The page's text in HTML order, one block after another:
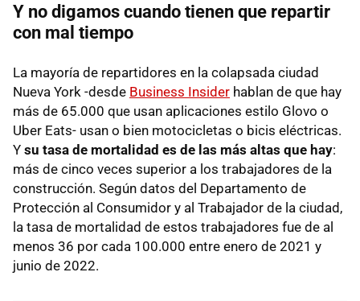
Y no digamos cuando tienen que repartir
con mal tiempo
La mayoría de repartidores en la colapsada ciudad
Nueva York -desde Business Insider hablan de que hay
más de 65.000 que usan aplicaciones estilo Glovo o
Uber Eats- usan o bien motocicletas o bicis eléctricas.
Y su tasa de mortalidad es de las más altas que hay:
más de cinco veces superior a los trabajadores de la
construcción. Según datos del Departamento de
Protección al Consumidor y al Trabajador de la ciudad,
la tasa de mortalidad de estos trabajadores fue de al
menos 36 por cada 100.000 entre enero de 2021 y
junio de 2022.